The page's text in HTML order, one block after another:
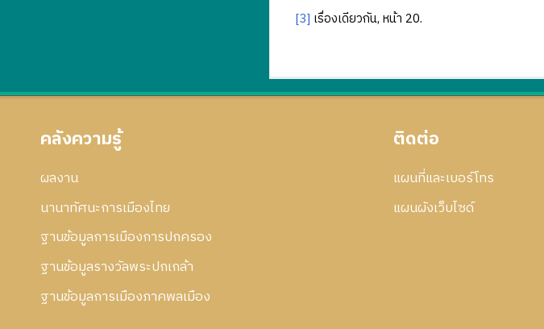
[3] เรื่องเดียวกัน, หน้า 20.
คลังความรู้
ผลงาน
นานาทัศนะการเมืองไทย
ฐานข้อมูลการเมืองการปกครอง
ฐานข้อมูลรางวัลพระปกเกล้า
ฐานข้อมูลการเมืองภาคพลเมือง
ติดต่อ
แผนที่และเบอร์โทร
แผนผังเว็บไซด์